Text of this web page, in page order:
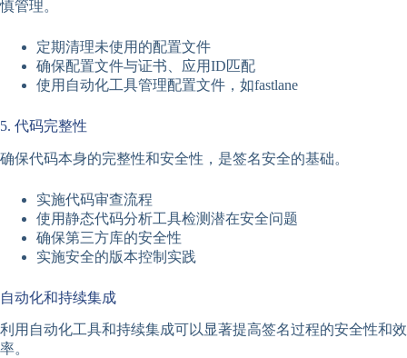
慎管理。
定期清理未使用的配置文件
确保配置文件与证书、应用ID匹配
使用自动化工具管理配置文件，如fastlane
5. 代码完整性
确保代码本身的完整性和安全性，是签名安全的基础。
实施代码审查流程
使用静态代码分析工具检测潜在安全问题
确保第三方库的安全性
实施安全的版本控制实践
自动化和持续集成
利用自动化工具和持续集成可以显著提高签名过程的安全性和效
率。